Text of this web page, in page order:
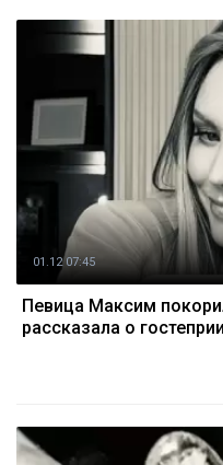
01.12 07:45
Певица Максим
рассказала о